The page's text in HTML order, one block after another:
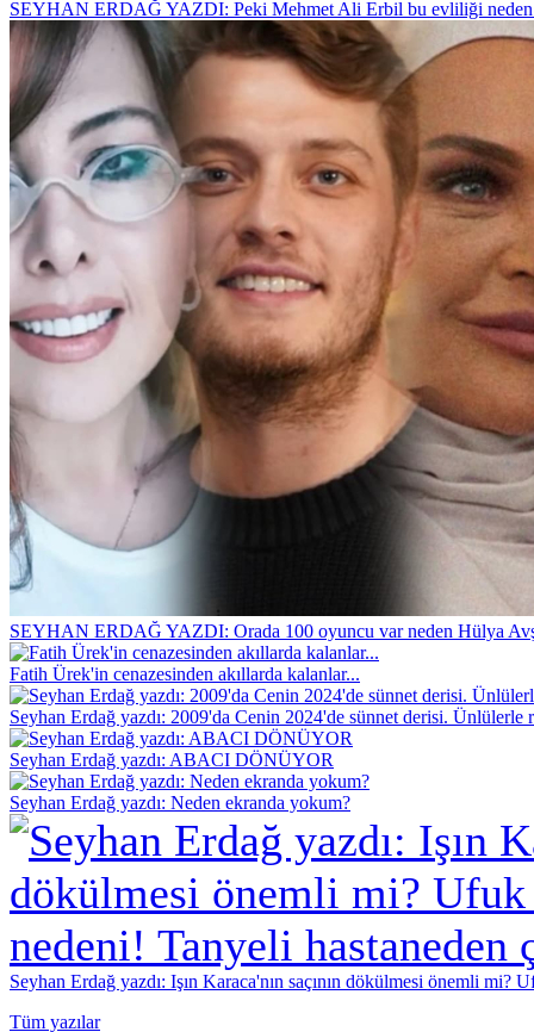
SEYHAN ERDAĞ YAZDI: Peki Mehmet Ali Erbil bu evliliği neden
SEYHAN ERDAĞ YAZDI: Orada 100 oyuncu var neden Hülya
Fatih Ürek'in cenazesinden akıllarda kalanlar...
Seyhan Erdağ yazdı: 2009'da Cenin 2024'de sünnet derisi.
Seyhan Erdağ yazdı: ABACI DÖNÜYOR
Seyhan Erdağ yazdı: Neden ekranda yokum?
Seyhan Erdağ yazdı: Işın Karaca'nın saçının dökülmesi önemli mi?
Tüm yazılar